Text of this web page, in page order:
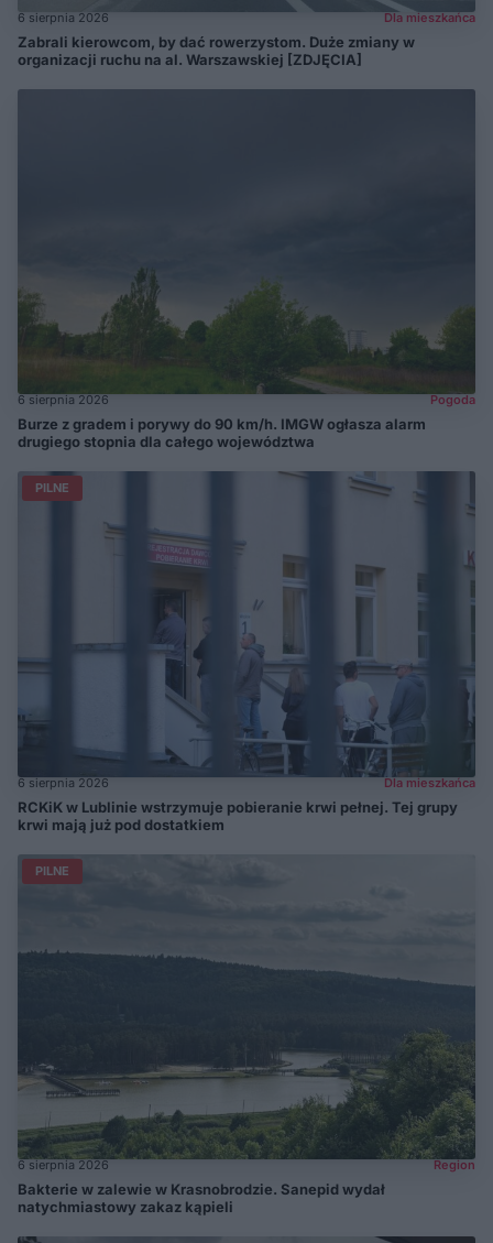
6 sierpnia 2026 Dla mieszkańca
Zabrali kierowcom, by dać rowerzystom. Duże zmiany w
organizacji ruchu na al. Warszawskiej [ZDJĘCIA]
6 sierpnia 2026 Pogoda
Burze z gradem i porywy do 90 km/h. IMGW ogłasza alarm
drugiego stopnia dla całego województwa
PILNE
6 sierpnia 2026 Dla mieszkańca
RCKiK w Lublinie wstrzymuje pobieranie krwi pełnej. Tej grupy
krwi mają już pod dostatkiem
PILNE
6 sierpnia 2026 Region
Bakterie w zalewie w Krasnobrodzie. Sanepid wydał
natychmiastowy zakaz kąpieli